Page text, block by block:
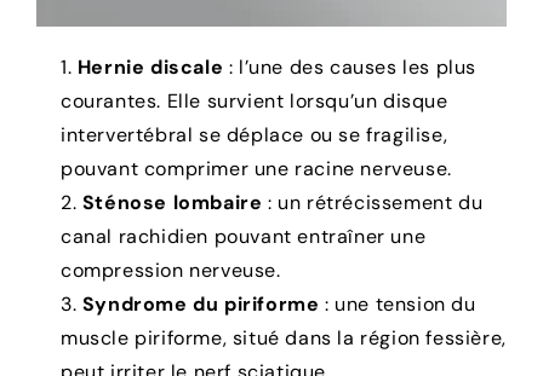
Hernie discale : l’une des causes les plus
courantes. Elle survient lorsqu’un disque
intervertébral se déplace ou se fragilise,
pouvant comprimer une racine nerveuse.
Sténose lombaire : un rétrécissement du
canal rachidien pouvant entraîner une
compression nerveuse.
Syndrome du piriforme : une tension du
muscle piriforme, situé dans la région fessière,